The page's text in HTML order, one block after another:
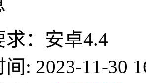
求：安卓4.4
: 2023-11-30